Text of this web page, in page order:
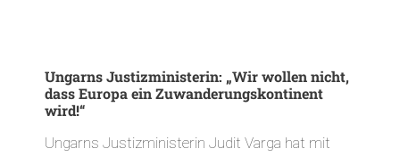
Ungarns Justizministerin: „Wir wollen nicht,
dass Europa ein Zuwanderungskontinent
wird!“
Ungarns Justizministerin Judit Varga hat mit